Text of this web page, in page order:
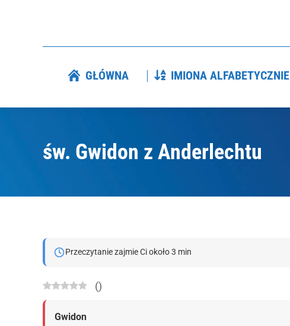
GŁÓWNA IMIONA ALFABETYCZNIE
św. Gwidon z Anderlechtu
Jesteś tutaj:
Przeczytanie zajmie Ci około 3 min
()
Gwidon